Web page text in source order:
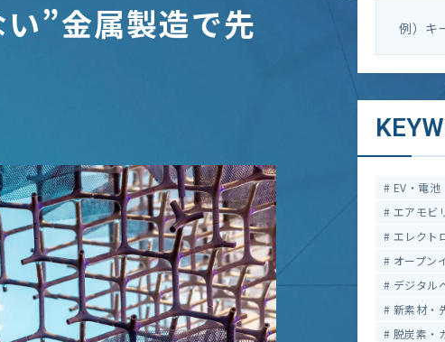
”金属製造で先
EV・電池
エアモビ
エレクト
オープン
デジタル
新素材・
脱炭素・